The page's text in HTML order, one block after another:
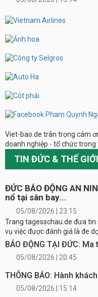
Viet-bao.de trân trọng cám
doanh nghiệp - tổ chức trong
TIN ĐỨC & THẾ GIỚI
ĐỨC BÁO ĐỘNG AN
nổ tại sân bay...
05/08/2026 | 23:15
Trang tagesschau.de đưa
vụ việc được đánh giá là đe
BÁO ĐỘNG TẠI ĐỨC: Ma
05/08/2026 | 20:45
THÔNG BÁO: Hành
05/08/2026 | 15:14